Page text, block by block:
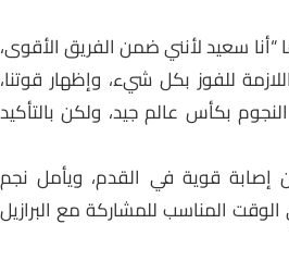
الـ26 عاما “أنا سعيد لأنني ضمن الفريق الأقوى،
للفوز بكل شيء، وإظهار قوتنا،
بكأس عالم جيد، ولكن بالتأكيد
قوية في القدم، ويأمل نجم
المناسب للمشاركة مع البرازيل